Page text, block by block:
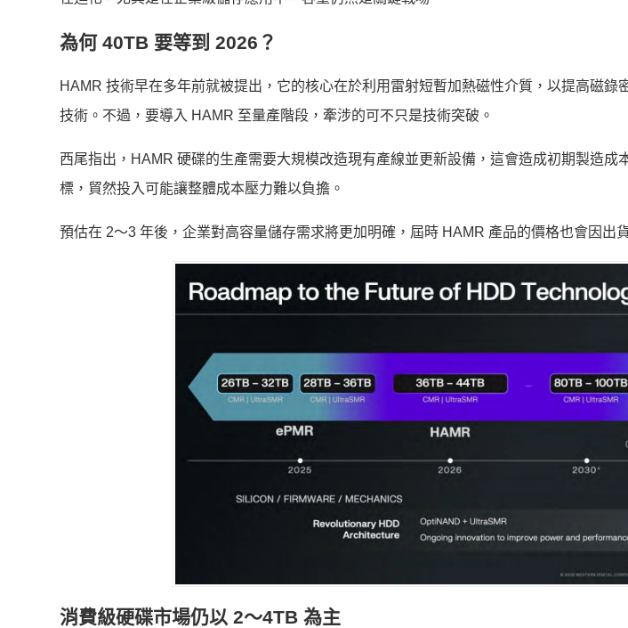
為何 40TB 要等到 2026？
HAMR 技術早在多年前就被提出，它的核心在於利用雷射短暫加熱磁性介質，以提高磁錄
技術。不過，要導入 HAMR 至量產階段，牽涉的可不只是技術突破。
西尾指出，HAMR 硬碟的生產需要大規模改造現有產線並更新設備，這會造成初期製造成
標，貿然投入可能讓整體成本壓力難以負擔。
預估在 2～3 年後，企業對高容量儲存需求將更加明確，屆時 HAMR 產品的價格也會因出
消費級硬碟市場仍以 2～4TB 為主